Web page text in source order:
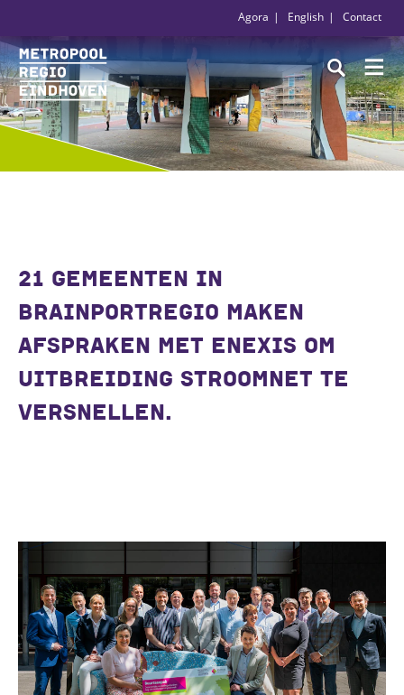
Agora English Contact
21 GEMEENTEN IN
BRAINPORTREGIO MAKEN
AFSPRAKEN MET ENEXIS OM
UITBREIDING STROOMNET TE
VERSNELLEN.